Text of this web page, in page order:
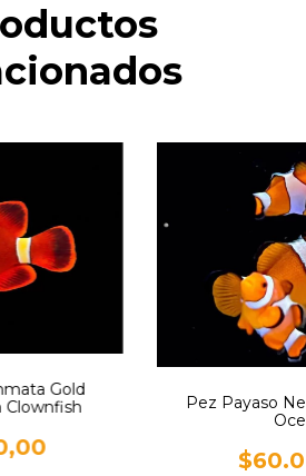
Gold
Clownfish
Pez Payaso